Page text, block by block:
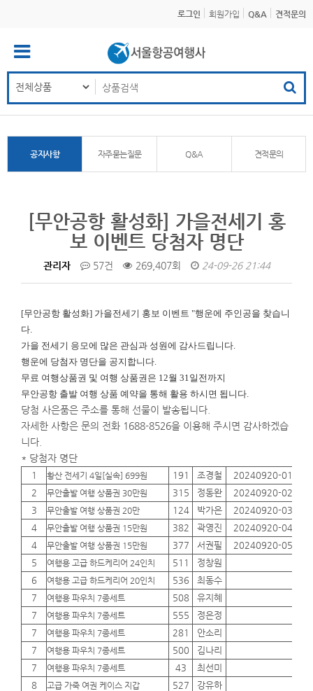
로그인 회원가입 Q&A 견적문의
공지사항 자주묻는질문 Q&A 견적문의
[무안공항 활성화] 가을전세기 홍
보 이벤트 당첨자 명단
관리자 57건 269,407회 24-09-26 21:44
[무안공항 활성화] 가을전세기 홍보 이벤트 "행운에 주인공을 찾습니
다.
가을 전세기 응모에 많은 관심과 성원에 감사드립니다.
행운에 당첨자 명단을 공지합니다.
무료 여행상품권 및 여행 상품권은 12월 31일전까지
무안공항 출발 여행 상품 예약을 통해 활용 하시면 됩니다.
당첨 사은품은 주소를 통해 선물이 발송됩니다.
자세한 사항은 문의 전화 1688-8526을 이용해 주시면 감사하겠습
니다.
* 당첨자 명단
1 황산 전세기 4일[실속] 699원 191 조경철 20240920-01
2
무안출발 여행 상품권 30만원 315 정동완 20240920-02
3
무안출발 여행 상품권 20만 124 박가은 20240920-03
4
무안출발 여행 상품권 15만원 382 곽영진 20240920-04
4
무안출발 여행 상품권 15만원 377 서권필 20240920-05
5
여행용 고급 하드케리어 24인치 511 정창원
6
여행용 고급 하드케리어 20인치 536 최동수
7
여행용 파우치 7종세트 508 유지혜
7
여행용 파우치 7종세트 555 정은정
7
여행용 파우치 7종세트 281 안소리
7
여행용 파우치 7종세트 500 김나리
7
여행용 파우치 7종세트 43 최선미
8
고급 가죽 여권 케이스 지갑 527 강유하